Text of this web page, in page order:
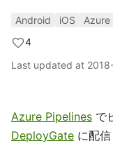
Android iOS Azure
4
Last updated at
Azure Pipelines で
DeployGate に配信